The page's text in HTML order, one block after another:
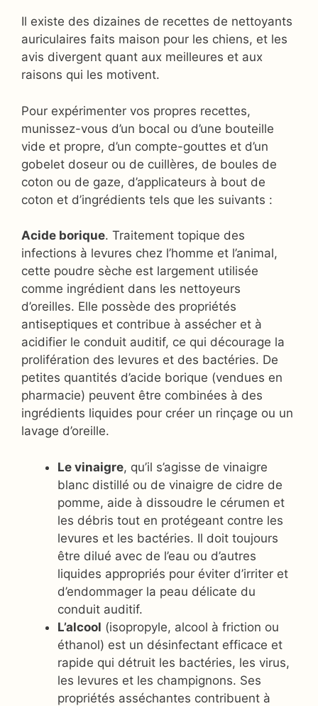
Il existe des dizaines de recettes de nettoyants
auriculaires faits maison pour les chiens, et les
avis divergent quant aux meilleures et aux
raisons qui les motivent.
Pour expérimenter vos propres recettes,
munissez-vous d’un bocal ou d’une bouteille
vide et propre, d’un compte-gouttes et d’un
gobelet doseur ou de cuillères, de boules de
coton ou de gaze, d’applicateurs à bout de
coton et d’ingrédients tels que les suivants :
Acide borique. Traitement topique des
infections à levures chez l’homme et l’animal,
cette poudre sèche est largement utilisée
comme ingrédient dans les nettoyeurs
d’oreilles. Elle possède des propriétés
antiseptiques et contribue à assécher et à
acidifier le conduit auditif, ce qui décourage la
prolifération des levures et des bactéries. De
petites quantités d’acide borique (vendues en
pharmacie) peuvent être combinées à des
ingrédients liquides pour créer un rinçage ou un
lavage d’oreille.
Le vinaigre, qu’il s’agisse de vinaigre
blanc distillé ou de vinaigre de cidre de
pomme, aide à dissoudre le cérumen et
les débris tout en protégeant contre les
levures et les bactéries. Il doit toujours
être dilué avec de l’eau ou d’autres
liquides appropriés pour éviter d’irriter et
d’endommager la peau délicate du
conduit auditif.
L’alcool (isopropyle, alcool à friction ou
éthanol) est un désinfectant efficace et
rapide qui détruit les bactéries, les virus,
les levures et les champignons. Ses
propriétés asséchantes contribuent à